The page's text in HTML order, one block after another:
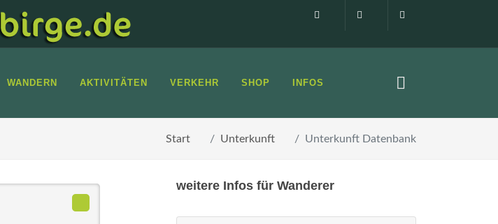
Impressum0160 99873408
WANDERN AKTIVITÄTEN VERKEHR SHOP INFOS
Start Unterkunft Unterkunft Datenbank
weitere Infos für Wanderer